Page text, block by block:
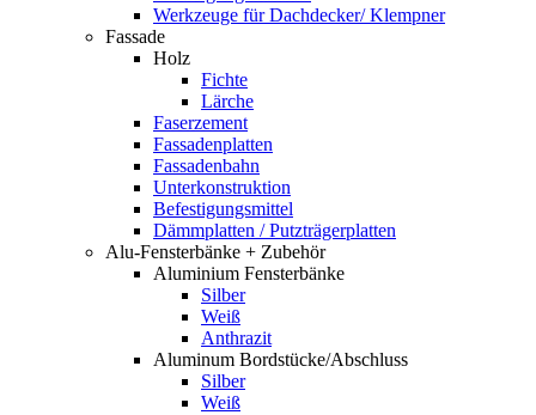
Werkzeuge für Dachdecker/ Klempner
Fassade
Holz
Fichte
Lärche
Faserzement
Fassadenplatten
Fassadenbahn
Unterkonstruktion
Befestigungsmittel
Dämmplatten / Putzträgerplatten
Alu-Fensterbänke + Zubehör
Aluminium Fensterbänke
Silber
Weiß
Anthrazit
Aluminum Bordstücke/Abschluss
Silber
Weiß